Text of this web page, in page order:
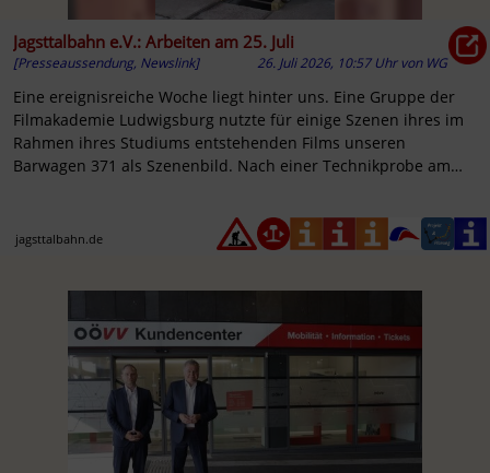
Jagsttalbahn e.V.: Arbeiten am 25. Juli
[Presseaussendung, Newslink] 26. Juli 2026, 10:57 Uhr von WG
Eine ereignisreiche Woche liegt hinter uns. Eine Gruppe der
Filmakademie Ludwigsburg nutzte für einige Szenen ihres im
Rahmen ihres Studiums entstehenden Films unseren
Barwagen 371 als Szenenbild. Nach einer Technikprobe am
jagsttalbahn.de